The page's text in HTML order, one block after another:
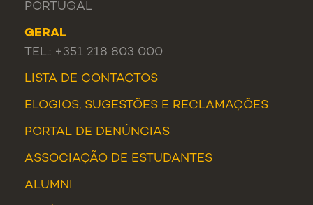
PORTUGAL
GERAL
TEL.: +351 218 803 000
LISTA DE CONTACTOS
ELOGIOS, SUGESTÕES E RECLAMAÇÕES
PORTAL DE DENÚNCIAS
ASSOCIAÇÃO DE ESTUDANTES
ALUMNI